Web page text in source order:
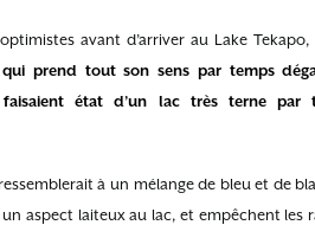
avant d’arriver au Lake Tekapo,
prend tout son sens par temps
état d’un lac très terne par
à un mélange de bleu et de
aspect laiteux au lac, et empêchent les